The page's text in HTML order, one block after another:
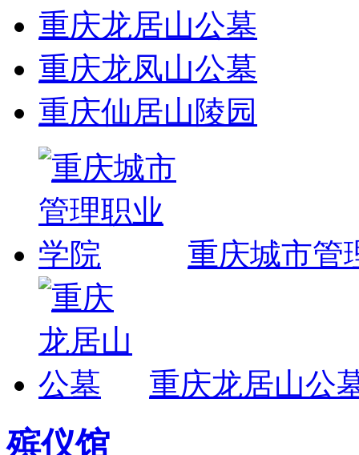
重庆龙居山公墓
重庆龙凤山公墓
重庆仙居山陵园
重庆城市管
重庆龙居山公
殡仪馆